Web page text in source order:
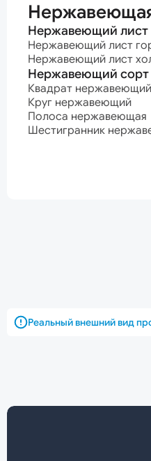
Нержавеющая
Нержавеющий лист
Нержавеющий лист
Нержавеющий лист
Нержавеющий сорт
Квадрат нержавеющий
Круг нержавеющий
Полоса нержавеющая
Шестигранник
Реальный внешний вид